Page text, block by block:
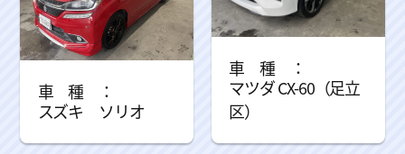
スズキ ソリオ
マツダ CX-60（足立
区）